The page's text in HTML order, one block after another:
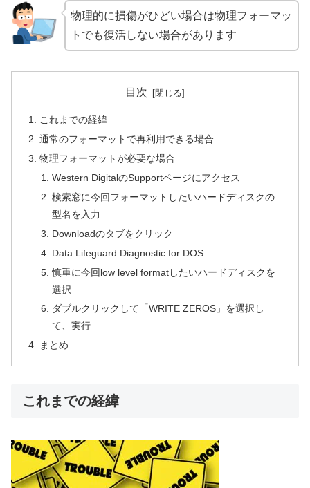
物理的に損傷がひどい場合は物理フォーマッ
トでも復活しない場合があります
目次
これまでの経緯
通常のフォーマットで再利用できる場合
物理フォーマットが必要な場合
Western DigitalのSupportページにアクセス
検索窓に今回フォーマットしたいハードディスクの
型名を入力
Downloadのタブをクリック
Data Lifeguard Diagnostic for DOS
慎重に今回low level formatしたいハードディスクを
選択
ダブルクリックして「WRITE ZEROS」を選択し
て、実行
まとめ
これまでの経緯